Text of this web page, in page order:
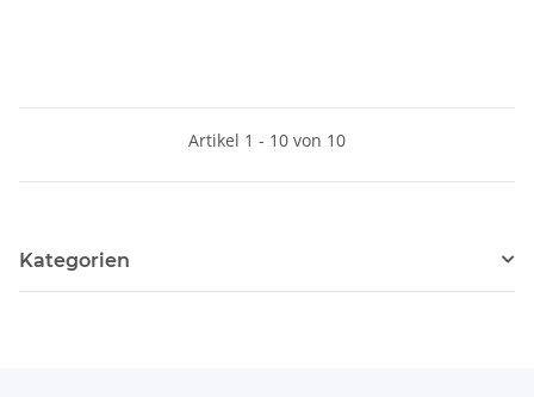
Artikel 1 - 10 von 10
Kategorien